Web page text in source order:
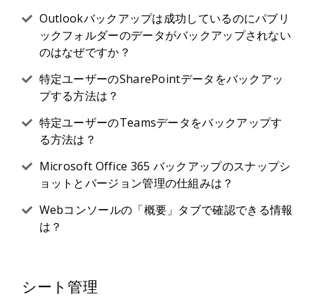
Outlookバックアップは成功しているのにパブリ
ックフォルダーのデータがバックアップされない
のはなぜですか？
特定ユーザーのSharePointデータをバックアッ
プする方法は？
特定ユーザーのTeamsデータをバックアップす
る方法は？
Microsoft Office 365 バックアップのスナップシ
ョットとバージョン管理の仕組みは？
Webコンソールの「概要」タブで確認できる情報
は？
シート管理